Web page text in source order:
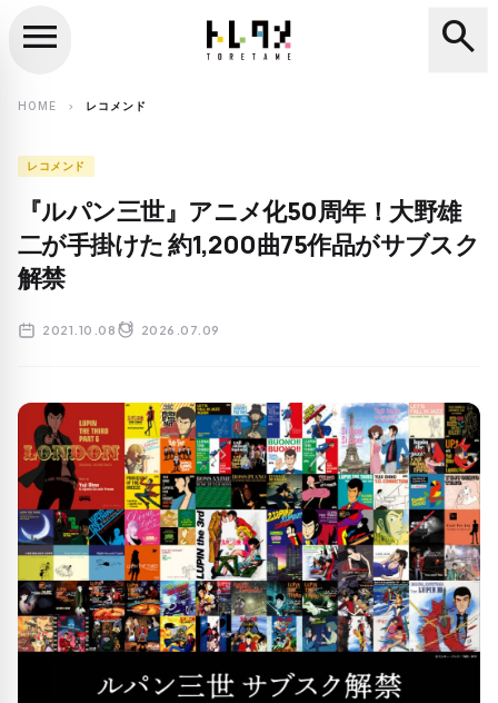
search
menu search
HOME chevron_right レコメンド
レコメンド
『ルパン三世』アニメ化50周年！大野雄
二が手掛けた 約1,200曲75作品がサブスク
解禁
2021.10.08 2026.07.09